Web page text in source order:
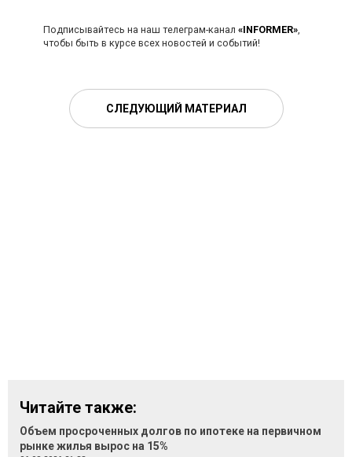
Подписывайтесь на наш телеграм-канал «INFORMER»,
чтобы быть в курсе всех новостей и событий!
СЛЕДУЮЩИЙ МАТЕРИАЛ
Читайте также:
Объем просроченных долгов по ипотеке на первичном
рынке жилья вырос на 15%